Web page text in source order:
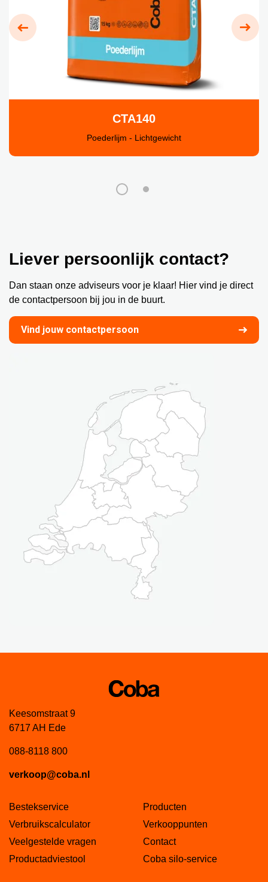
CTA140
Poederlijm - Lichtgewicht
Liever persoonlijk contact?
Dan staan onze adviseurs voor je klaar! Hier vind je direct
de contactpersoon bij jou in de buurt.
Vind jouw contactpersoon
Keesomstraat 9
6717 AH Ede
088-8118 800
verkoop@coba.nl
Bestekservice
Verbruikscalculator
Veelgestelde vragen
Productadviestool
Producten
Verkooppunten
Contact
Coba silo-service